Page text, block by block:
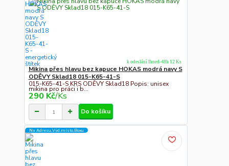
Mikina přes hlavu bez kapuce HOKAS modrá navy S
ODĚVY Sklad18 015-K65-41-S
015-K65-41-S KRS ODĚVY Sklad18 Popis: unisex
mikina pro práci i b...
290 Kč/Ks
k odeslání Ihned-48h 12 Ks
Do košíku
Na Adresu,Výd.místo,Boxu